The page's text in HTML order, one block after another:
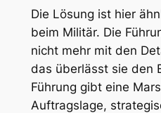
Die Lösung ist hier
beim Militär. Die
nicht mehr mit den
das überlässt sie den
Führung gibt eine
Auftragslage,